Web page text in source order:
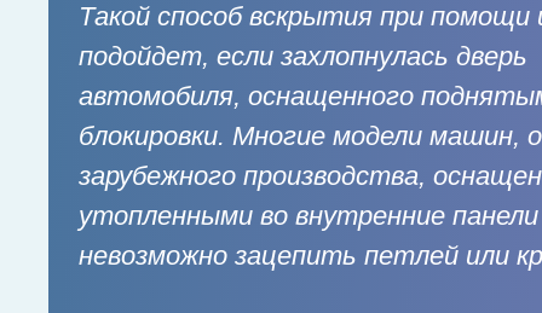
Такой способ вскрытия при помощи
подойдет, если захлопнулась дверь
автомобиля, оснащенного
блокировки. Многие модели машин,
зарубежного производства,
утопленными во внутренние панели
невозможно зацепить петлей или